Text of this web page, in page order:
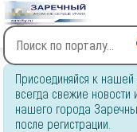
Type 2 or more
for results.
Присоединяйся к нашей
всегда свежие
нашего города
после регистрации.